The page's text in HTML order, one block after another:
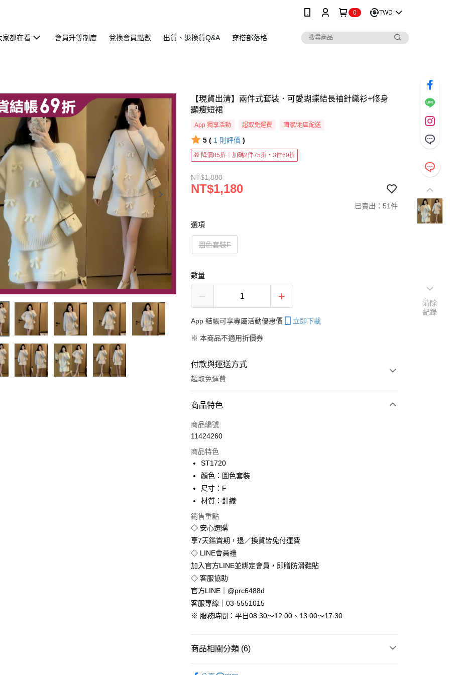
0 TWD
家都在看 會員升等制度 兌換會員點數 出貨、退換貨Q&A 穿搭部落格
【現貨出清】兩件式套裝．可愛蝴蝶結長袖針織衫+修身
顯瘦短裙
App 獨享活動 超取免運費 國家/地區配送
5 ( 1 則評價 )
🎁 降價85折｜加碼2件75折・3件69折
NT$1,880
NT$1,180
已賣出：51件
選項
圖色套裝F
數量
App 結帳可享專屬活動優惠價 立即下載
※ 本商品不適用折價券
付款與運送方式
超取免運費
付款方式
信用卡一次付款
LINE Pay
Apple Pay
街口支付
悠遊付
全盈+PAY
運送方式
全家付款取貨
免運費
免運費
商品特色
商品編號
11424260
商品特色
ST1720
顏色：圖色套裝
尺寸：F
材質：針織
銷售重點
◇ 安心選購
享7天鑑賞期，退／換貨皆免付運費
◇ LINE會員禮
加入官方LINE並綁定會員，即贈防滑鞋貼
◇ 客服協助
官方LINE｜@prc6488d
客服專線｜03-5551015
※ 服務時間：平日08:30～12:00、13:00～17:30
商品相關分類 (6)
清除
紀錄